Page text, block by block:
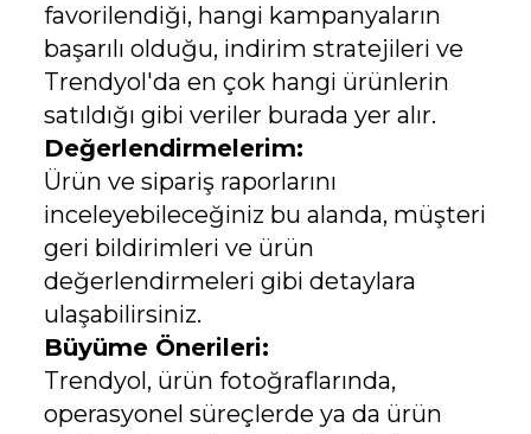
favorilendiği, hangi kampanyaların
başarılı olduğu, indirim stratejileri ve
Trendyol'da en çok hangi ürünlerin
satıldığı gibi veriler burada yer alır.
Değerlendirmelerim:
Ürün ve sipariş raporlarını
inceleyebileceğiniz bu alanda, müşteri
geri bildirimleri ve ürün
değerlendirmeleri gibi detaylara
ulaşabilirsiniz.
Büyüme Önerileri:
Trendyol, ürün fotoğraflarında,
operasyonel süreçlerde ya da ürün